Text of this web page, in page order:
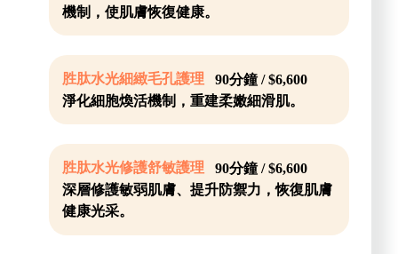
機制，使肌膚恢復健康。
胜肽水光細緻毛孔護理 90分鐘 / $6,600
淨化細胞煥活機制，重建柔嫩細滑肌。
胜肽水光修護舒敏護理 90分鐘 / $6,600
深層修護敏弱肌膚、提升防禦力，恢復肌膚
健康光采。